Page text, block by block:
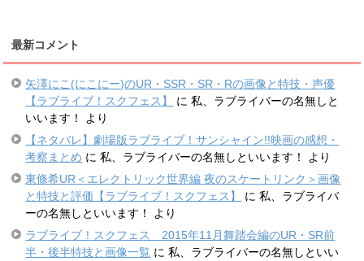
最新コメント
矢澤にこ(にこにー)のUR・SSR・SR・Rの画像と特技・声優
【ラブライブ！スクフェス】
に私、ラブライバーの名無しと
いいます！
より
【ネタバレ】劇場版ラブライブ！サンシャイン!!映画の感想・
考察まとめ に私、ラブライバーの名無しといいます！
より
東條希UR＜エレクトリック世界編 夜のスケートリンク＞画像
と特技と評価【ラブライブ！スクフェス】
に私、ラブライバ
ーの名無しといいます！
より
ラブライブ！スクフェス 2015年11月舞踏会編のUR・SR前
半・後半特技と画像一覧 に私、ラブライバーの名無しといい